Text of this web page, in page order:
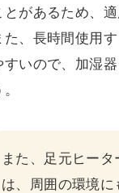
があるため、
、長時間使用
いので、加湿
また、足元ヒー
は、周囲の環境